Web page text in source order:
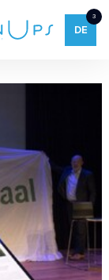
3
DE